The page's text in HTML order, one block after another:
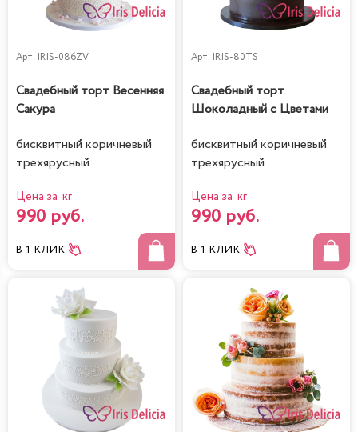
Арт. IRIS-086ZV
Свадебный торт Весенняя
Сакура
бисквитный коричневый
трехярусный
Цена за кг
990 руб.
В 1 КЛИК
Арт. IRIS-80TS
Свадебный торт
Шоколадный с Цветами
бисквитный коричневый
трехярусный
Цена за кг
990 руб.
В 1 КЛИК